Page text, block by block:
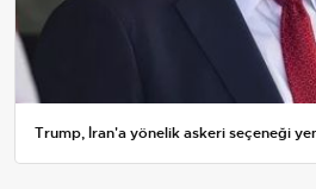
Trump, İran'a yönelik askeri seçeneği